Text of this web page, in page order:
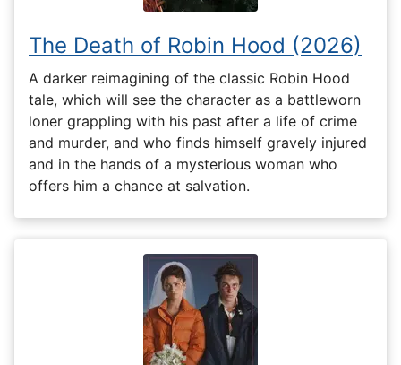
The Death of Robin Hood (2026)
A darker reimagining of the classic Robin Hood
tale, which will see the character as a battleworn
loner grappling with his past after a life of crime
and murder, and who finds himself gravely injured
and in the hands of a mysterious woman who
offers him a chance at salvation.